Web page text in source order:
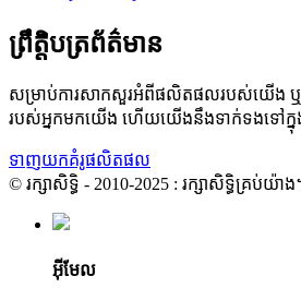
ព្រឹត្តិបត្រព័ត៌មាន
សម្រាប់ការសាកសួរអំពីផលិតផលរបស់យើង ឬ
របស់អ្នកមកយើង ហើយយើងនឹងទាក់ទងទៅក្នុ
ទាញយកគំរូផលិតផល
© រក្សាសិទ្ធិ - 2010-2025 : រក្សាសិទ្ធិគ្រប់យ៉ាង
អ៊ីមែល